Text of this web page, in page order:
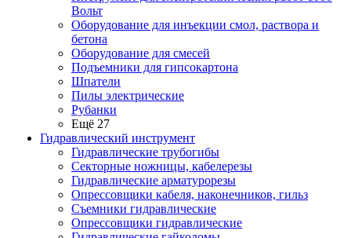
Вольт
Оборудование для инъекции смол, раствора и
бетона
Оборудование для смесей
Подъемники для гипсокартона
Шпатели
Пилы электрические
Рубанки
Ещё 27
Гидравлический инструмент
Гидравлические трубогибы
Секторные ножницы, кабелерезы
Гидравлические арматурорезы
Опрессовщики кабеля, наконечников, гильз
Съемники гидравлические
Опрессовщики гидравлические